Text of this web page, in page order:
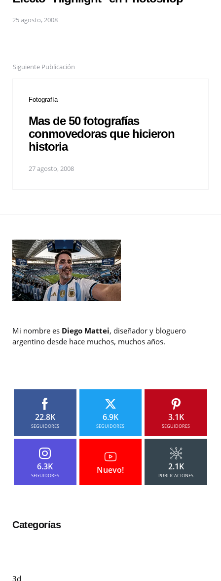
25 agosto, 2008
Siguiente Publicación
Fotografía
Mas de 50 fotografías
conmovedoras que hicieron
historia
27 agosto, 2008
Mi nombre es Diego Mattei, diseñador y bloguero
argentino desde hace muchos, muchos años.
22.8K
SEGUIDORES
6.9K
SEGUIDORES
3.1K
SEGUIDORES
6.3K
SEGUIDORES
Nuevo! 2.1K
PUBLICACIONES
Categorías
3d